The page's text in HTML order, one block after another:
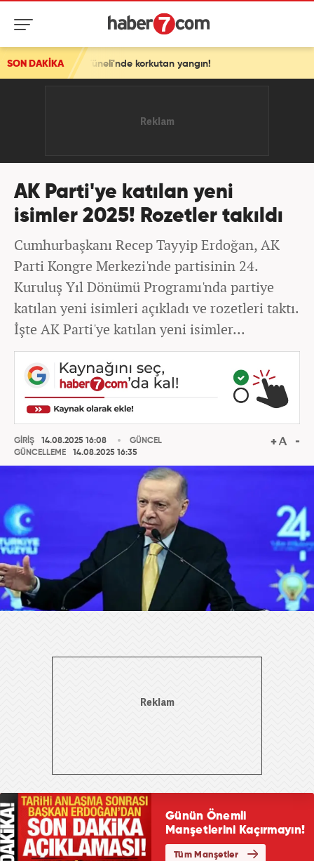
SON DAKİKAkorkutan yangın!
AK Parti'ye katılan yeni
isimler 2025! Rozetler takıldı
Cumhurbaşkanı Recep Tayyip Erdoğan, AK
Parti Kongre Merkezi'nde partisinin 24.
Kuruluş Yıl Dönümü Programı'nda partiye
katılan yeni isimleri açıkladı ve rozetleri taktı.
İşte AK Parti'ye katılan yeni isimler...
GİRİŞ
14.08.2025 16:08
GÜNCELLEME
14.08.2025 16:35
GÜNCEL